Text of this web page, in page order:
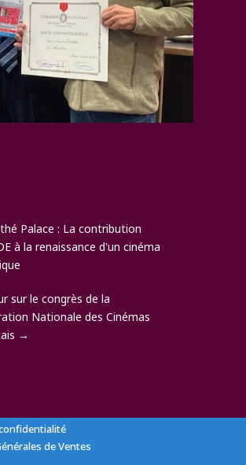
Palace : La contribution
à la renaissance d'un cinéma
sur le congrès de la
Nationale des Cinémas
→
de Ventes